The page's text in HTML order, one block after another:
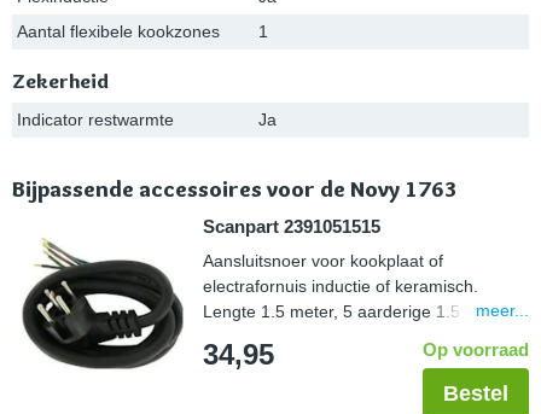
Aantal flexibele kookzones
1
Zekerheid
Indicator restwarmte Ja
Bijpassende accessoires voor de Novy 1763
Scanpart 2391051515
Aansluitsnoer voor kookplaat of
electrafornuis inductie of keramisch.
Lengte 1.5 meter, 5 aarderige 1.5 mm2,
meer...
34,95 Op voorraad
Bestel